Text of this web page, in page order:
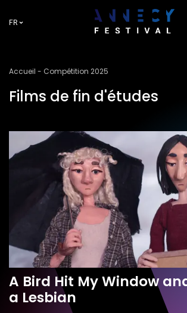
auFR
Fil
Accueil Compétition 2025
Films de fin d'études
A Bird Hit My Window
a Lesbian